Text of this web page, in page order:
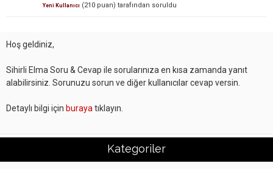
Yeni Kullanıcı (210 puan) tarafından soruldu
Hoş geldiniz,
Sihirli Elma Soru & Cevap ile sorularınıza en kısa zamanda yanıt
alabilirsiniz. Sorunuzu sorun ve diğer kullanıcılar cevap versin.
Detaylı bilgi için buraya tıklayın.
Kategoriler